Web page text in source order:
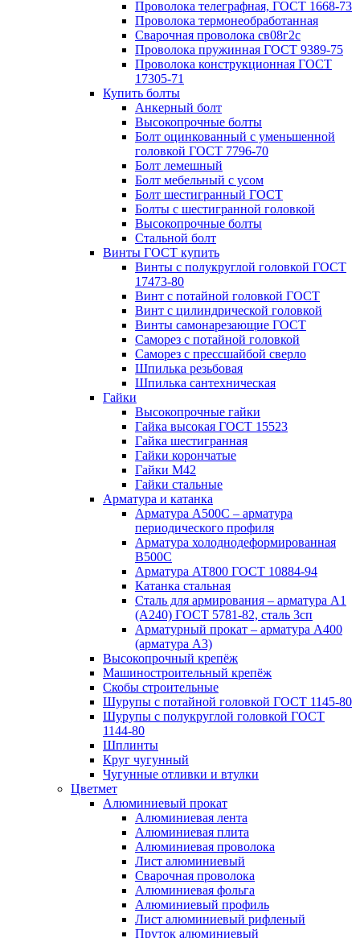
Проволока телеграфная, ГОСТ 1668-73
Проволока термонеобработанная
Сварочная проволока св08г2с
Проволока пружинная ГОСТ 9389-75
Проволока конструкционная ГОСТ
17305-71
Купить болты
Анкерный болт
Высокопрочные болты
Болт оцинкованный с уменьшенной
головкой ГОСТ 7796-70
Болт лемешный
Болт мебельный с усом
Болт шестигранный ГОСТ
Болты с шестигранной головкой
Высокопрочные болты
Стальной болт
Винты ГОСТ купить
Винты с полукруглой головкой ГОСТ
17473-80
Винт с потайной головкой ГОСТ
Винт с цилиндрической головкой
Винты самонарезающие ГОСТ
Саморез с потайной головкой
Саморез с прессшайбой сверло
Шпилька резьбовая
Шпилька сантехническая
Гайки
Высокопрочные гайки
Гайка высокая ГОСТ 15523
Гайка шестигранная
Гайки корончатые
Гайки М42
Гайки стальные
Арматура и катанка
Арматура А500С – арматура
периодического профиля
Арматура холоднодеформированная
В500С
Арматура АТ800 ГОСТ 10884-94
Катанка стальная
Сталь для армирования – арматура А1
(А240) ГОСТ 5781-82, сталь 3сп
Арматурный прокат – арматура А400
(арматура А3)
Высокопрочный крепёж
Машиностроительный крепёж
Скобы строительные
Шурупы с потайной головкой ГОСТ 1145-80
Шурупы с полукруглой головкой ГОСТ
1144-80
Шплинты
Круг чугунный
Чугунные отливки и втулки
Цветмет
Алюминиевый прокат
Алюминиевая лента
Алюминиевая плита
Алюминиевая проволока
Лист алюминиевый
Сварочная проволока
Алюминиевая фольга
Алюминиевый профиль
Лист алюминиевый рифленый
Пруток алюминиевый